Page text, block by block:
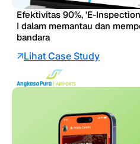
Efektivitas 90%, 'E-
I dalam memantau dan
bandara
Lihat Case Study